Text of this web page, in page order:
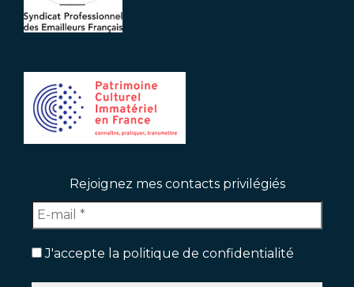
Rejoignez mes contacts privilégiés
J'accepte la politique de confidentialité